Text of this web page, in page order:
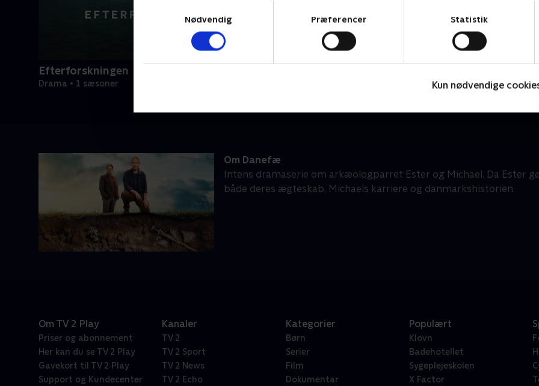
Nødvendig
Præferencer Statistik
Kun nødvendige
Efterforskningen
Drama • 1 sæsoner
Om Danefæ
Intens dramaserie om arkæologparret Ester og Michael. Da Ester
både deres ægteskab, Michaels karriere og danmarkshistorien.
Om TV 2 Play
Priser og abonnement
Her kan du se TV 2 Play
Gavekort til TV 2 Play
Support og Kundecenter
Kanaler
TV 2
TV 2 Sport
TV 2 News
TV 2 Echo
Kategorier
Børn
Serier
Film
Dokumentar
Populært
Klovn
Badehotellet
Sygeplejeskolen
X Factor